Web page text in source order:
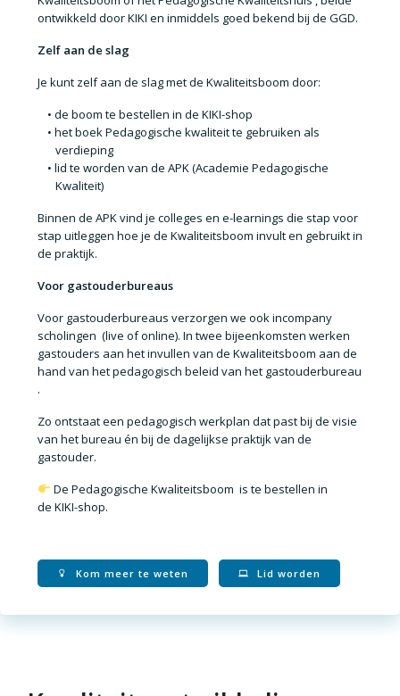
ontwikkeld door KIKI en inmiddels goed bekend bij de GGD.
Zelf aan de slag
Je kunt zelf aan de slag met de Kwaliteitsboom door:
deboom te bestellen in de KIKI-shop
het boekPedagogische kwaliteitte gebruiken als
verdieping
lid te worden van deAPK (Academie Pedagogische
Kwaliteit)
Binnen de APK vind je colleges en e-learnings die stap voor
stap uitleggen hoe je de Kwaliteitsboom invult en gebruikt in
de praktijk.
Voor gastouderbureaus
Voor gastouderbureaus verzorgen we ookincompany
scholingen (live of online). In twee bijeenkomsten werken
gastouders aan het invullen van de Kwaliteitsboom aan de
hand van hetpedagogisch beleid van het gastouderbureau
.
Zo ontstaat een pedagogisch werkplan dat past bij de visie
van het bureau én bij de dagelijkse praktijk van de
gastouder.
De Pedagogische Kwaliteitsboom is te bestellen in
de KIKI-shop.
Kom meer te weten Lid worden